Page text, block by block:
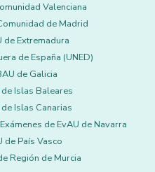
Valenciana
de Madrid
de Extremadura
de España (UNED)
de Galicia
Islas Baleares
Islas Canarias
Exámenes de EvAU de Navarra
de País Vasco
Región de Murcia